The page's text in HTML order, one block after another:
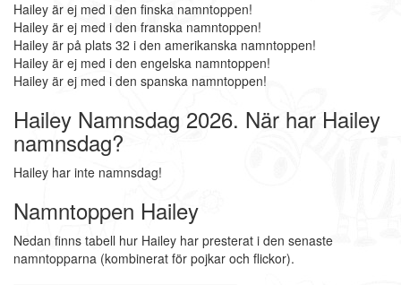
Hailey är ej med i den finska namntoppen!
Hailey är ej med i den franska namntoppen!
Hailey är på plats 32 i den amerikanska namntoppen!
Hailey är ej med i den engelska namntoppen!
Hailey är ej med i den spanska namntoppen!
Hailey Namnsdag 2026. När har Hailey
namnsdag?
Hailey har inte namnsdag!
Namntoppen Hailey
Nedan finns tabell hur Hailey har presterat i den senaste
namntopparna (kombinerat för pojkar och flickor).